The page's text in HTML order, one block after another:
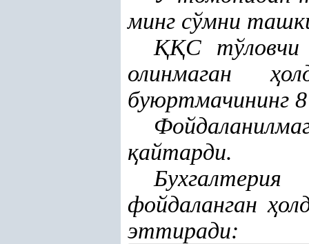
минг сўмни
ҚҚС
олинмаганҳ
буюртмачининг
қайтарди.
фойдаланганҳ
эттиради: